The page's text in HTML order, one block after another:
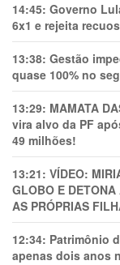
14:45: Governo
6x1 e rejeita
13:38: Gestão
quase 100% no
13:29: MAMATA
vira alvo da PF
49 milhões!
13:21: VÍDEO:
GLOBO E
AS PRÓPRIAS
12:34: Patrimônio
apenas dois anos